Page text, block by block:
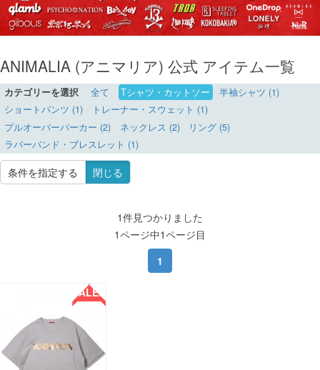
ANIMALIA (アニマリア) 公式 アイテム一覧
カテゴリーを選択 全て Tシャツ・カットソー
半袖シャツ (1)
ショートパンツ (1)
トレーナー・スウェット (1)
プルオーバーパーカー (2)
ネックレス (2)
リング (5)
ラバーバンド・ブレスレット (1)
条件を指定する 閉じる
1件見つかりました
1ページ中1ページ目
1
SALE!!